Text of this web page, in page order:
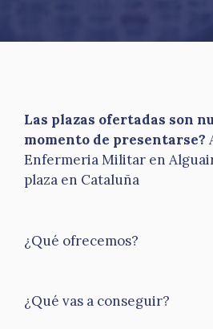
Las plazas ofertadas son
momento de presentarse?
Enfermeria Militar en
plaza en Cataluña
¿Qué ofrecemos?
¿Qué vas a conseguir?